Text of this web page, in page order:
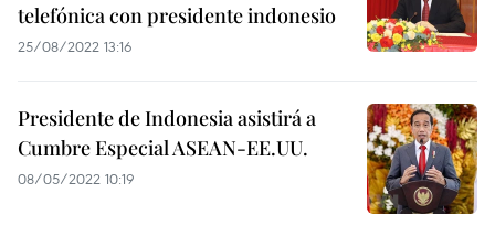
telefónica con presidente indonesio
25/08/2022 13:16
Presidente de Indonesia asistirá a
Cumbre Especial ASEAN-EE.UU.
08/05/2022 10:19